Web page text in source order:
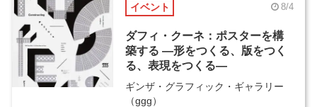
イベント 8/4
ダフィ・クーネ：ポスターを構
築する ―形をつくる、版をつく
る、表現をつくる―
ギンザ・グラフィック・ギャラリー
（ggg）